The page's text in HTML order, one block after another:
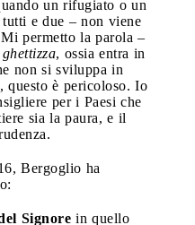
un rifugiato o un
e due – non viene
permetto la parola –
ghettizza, ossia entra in
non si sviluppa in
questo è pericoloso. Io
per i Paesi che
sia la paura, e il
Bergoglio ha
Signore in quello